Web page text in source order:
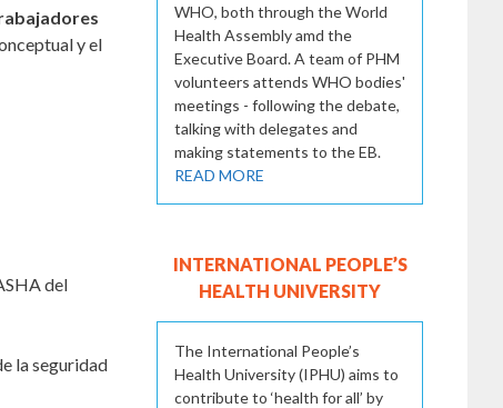
y el
del
la seguridad
WHO, both through the World
Health Assembly amd the
Executive Board. A team of PHM
volunteers attends WHO bodies'
meetings - following the debate,
talking with delegates and
making statements to the EB.
READ MORE
INTERNATIONAL PEOPLE’S
HEALTH UNIVERSITY
The International People’s
Health University (IPHU) aims to
contribute to ‘health for all’ by